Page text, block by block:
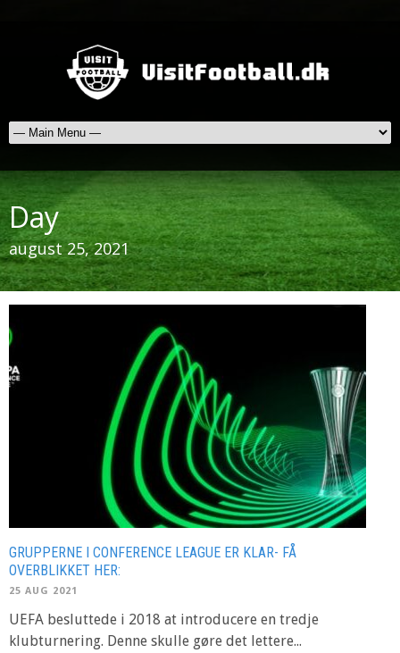
Day
august 25, 2021
GRUPPERNE I CONFERENCE LEAGUE ER KLAR- FÅ
OVERBLIKKET HER:
25 AUG 2021
UEFA besluttede i 2018 at introducere en tredje
klubturnering. Denne skulle gøre det lettere...